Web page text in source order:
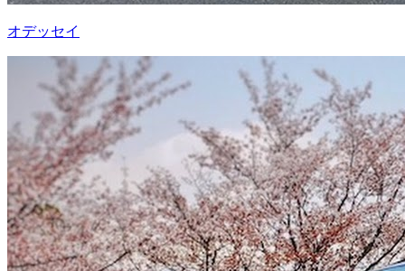
オデッセイ